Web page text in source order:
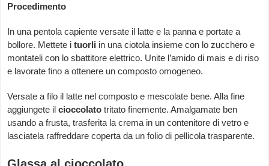
Procedimento
In una pentola capiente versate il latte e la panna e portate a
bollore. Mettete ituorli in una ciotola insieme con lo zucchero e
montateli con lo sbattitore elettrico. Unite l’amido di mais e di riso
e lavorate fino a ottenere un composto omogeneo.
Versate a filo il latte nel composto e mescolate bene. Alla fine
aggiungete il cioccolato tritato finemente. Amalgamate ben
usando a frusta, trasferita la crema in un contenitore di vetro e
lasciatela raffreddare coperta da un folio di pellicola trasparente.